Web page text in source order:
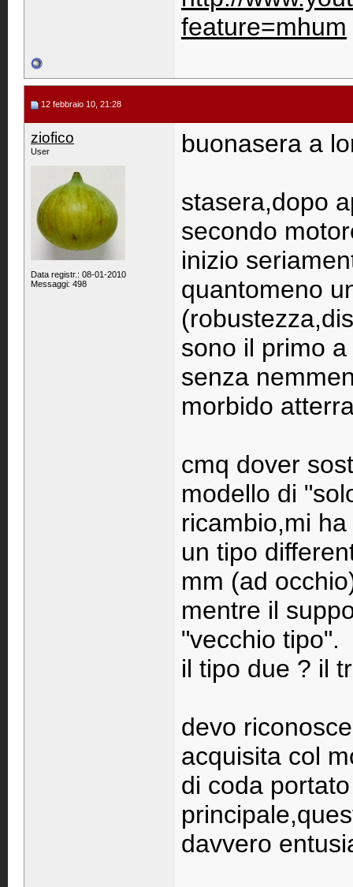
feature=mhum
12 febbraio 10, 21:28
ziofico
User
Data registr.: 08-01-2010
Messaggi: 498
buonasera a
stasera,dopo
secondo
inizio
quantomeno
sono il primo
senza
morbido
cmq dover
modello di
ricambio,mi
un tipo
mm (ad
mentre il
"vecchio tipo".
il tipo due ? il
devo
acquisita col
di coda
davvero